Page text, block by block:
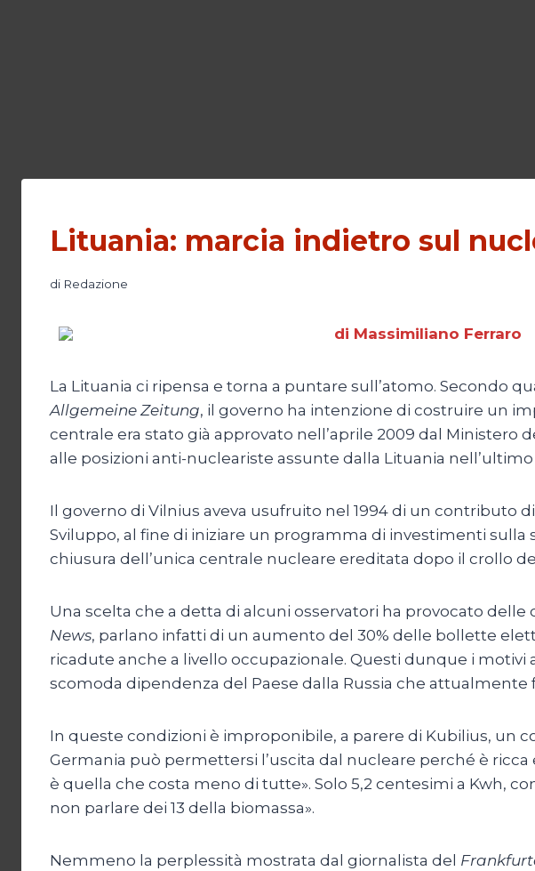
Lituania: marcia indietro sul
di Redazione
di Massimiliano Ferraro
La Lituania ci ripensa e torna a puntare sull’atomo. Secondo
Allgemeine Zeitung, il governo ha intenzione di costruire un
centrale era stato già approvato nell’aprile 2009 dal
alle posizioni anti-nucleariste assunte dalla Lituania
Il governo di Vilnius aveva usufruito nel 1994 di un contributo
Sviluppo, al fine di iniziare un programma di investimenti
chiusura dell’unica centrale nucleare ereditata dopo il crollo
Una scelta che a detta di alcuni osservatori ha provocato
News, parlano infatti di un aumento del 30% delle bollette
ricadute anche a livello occupazionale. Questi dunque i
scomoda dipendenza del Paese dalla Russia che
In queste condizioni è improponibile, a parere di Kubilius, un
Germania può permettersi l’uscita dal nucleare perché è
è quella che costa meno di tutte». Solo 5,2 centesimi a Kwh,
non parlare dei 13 della biomassa».
Nemmeno la perplessità mostrata dal giornalista del